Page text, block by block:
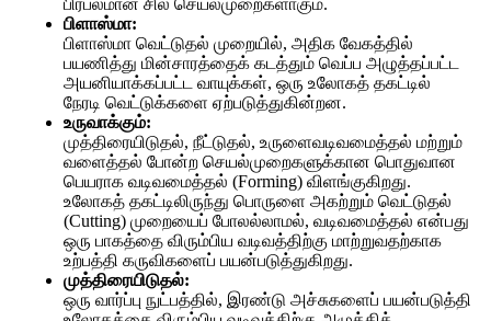
பிரபலமான சில செயல்முறைகளாகும்.
பிளாஸ்மா:
பிளாஸ்மா வெட்டுதல் முறையில், அதிக வேகத்தில்
பயணித்து மின்சாரத்தைக் கடத்தும் வெப்ப அழுத்தப்பட்ட
அயனியாக்கப்பட்ட வாயுக்கள், ஒரு உலோகத் தகட்டில்
நேரடி வெட்டுக்களை ஏற்படுத்துகின்றன.
உருவாக்கும்:
முத்திரையிடுதல், நீட்டுதல், உருளைவடிவமைத்தல் மற்றும்
வளைத்தல் போன்ற செயல்முறைகளுக்கான பொதுவான
பெயராக வடிவமைத்தல் (Forming) விளங்குகிறது.
உலோகத் தகட்டிலிருந்து பொருளை அகற்றும் வெட்டுதல்
(Cutting) முறையைப் போலல்லாமல், வடிவமைத்தல் என்பது
ஒரு பாகத்தை விரும்பிய வடிவத்திற்கு மாற்றுவதற்காக
உற்பத்தி கருவிகளைப் பயன்படுத்துகிறது.
முத்திரையிடுதல்:
ஒரு வார்ப்பு நுட்பத்தில், இரண்டு அச்சுகளைப் பயன்படுத்தி